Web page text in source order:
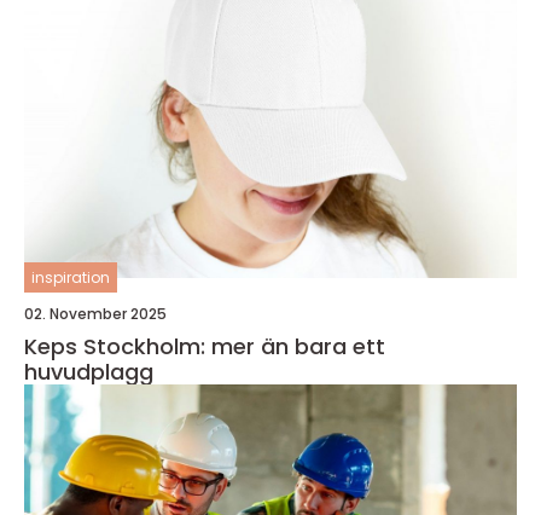
inspiration
02. November 2025
Keps Stockholm: mer än bara ett
huvudplagg